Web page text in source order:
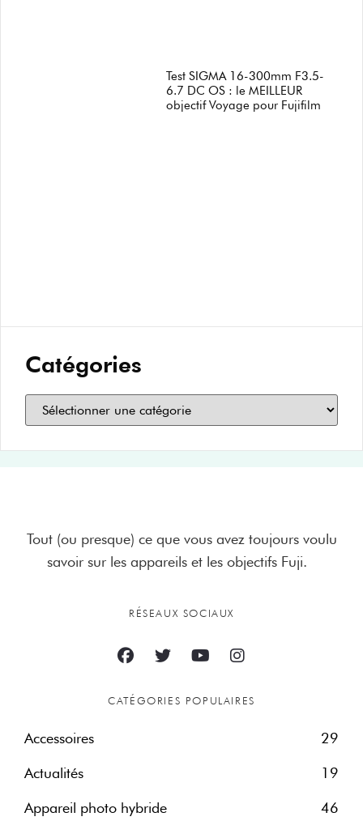
Test SIGMA 16-300mm F3.5-
6.7 DC OS : le MEILLEUR
objectif Voyage pour Fujifilm
Catégories
Tout (ou presque) ce que vous avez toujours voulu
savoir sur les appareils et les objectifs Fuji.
RÉSEAUX SOCIAUX
CATÉGORIES POPULAIRES
Accessoires 29
Actualités 19
Appareil photo hybride 46